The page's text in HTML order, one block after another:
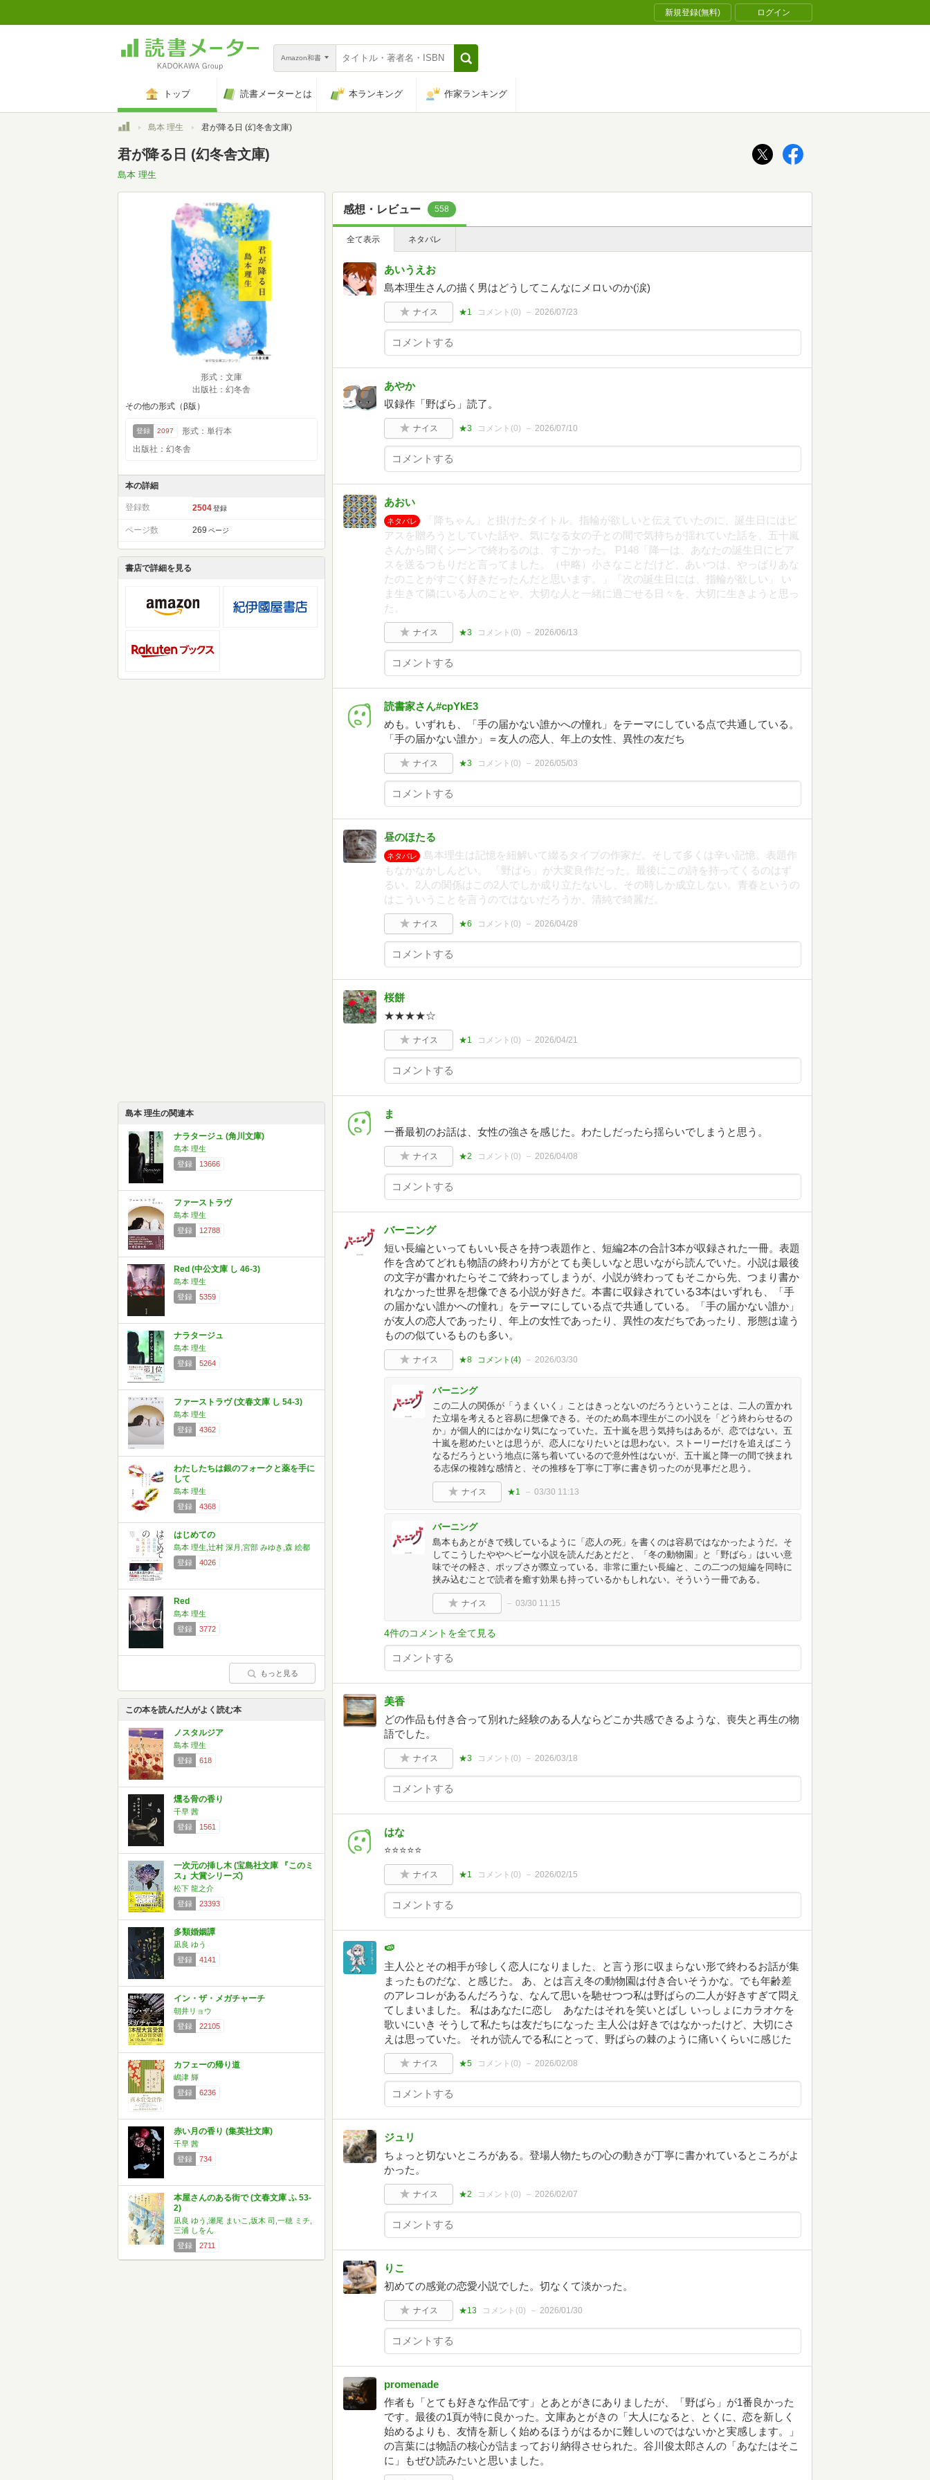
新規登録(無料) ログイン
Amazon和書
トップ 読書メーターとは 本ランキング 作家ランキング
トップ島本 理生 君が降る日 (幻冬舎文庫)
君が降る日 (幻冬舎文庫)
島本 理生
形式：文庫
出版社：幻冬舎
その他の形式（β版）
登録 2097
形式：単行本
出版社：幻冬舎
本の詳細
登録数 2504 登録
ページ数 269 ページ
書店で詳細を見る
島本 理生の関連本
ナラタージュ (角川文庫)
島本 理生
登録
13666
ファーストラヴ
島本 理生
登録
12788
Red (中公文庫 し 46-3)
島本 理生
登録
5359
ナラタージュ
島本 理生
登録
5264
ファーストラヴ (文春文庫 し 54-3)
島本 理生
登録
4362
わたしたちは銀のフォークと薬を手に
して
島本 理生
登録
4368
はじめての
島本 理生,辻村 深月,宮部 みゆき,森 絵都
登録
4026
Red
島本 理生
登録
3772
もっと見る
この本を読んだ人がよく読む本
ノスタルジア
島本 理生
登録
618
燻る骨の香り
千早 茜
登録
1561
一次元の挿し木 (宝島社文庫 『このミ
ス』大賞シリーズ)
松下 龍之介
登録
23393
多類婚姻譚
凪良 ゆう
登録
4141
イン・ザ・メガチャーチ
朝井リョウ
登録
22105
カフェーの帰り道
嶋津 輝
登録
6236
赤い月の香り (集英社文庫)
千早 茜
登録
734
本屋さんのある街で (文春文庫 ふ 53-
2)
凪良 ゆう,瀬尾 まいこ,坂木 司,一穂 ミチ,
三浦 しをん
登録
2711
感想・レビュー 558
全て表示 ネタバレ
あいうえお
島本理生さんの描く男はどうしてこんなにメロいのか(涙)
ナイス ★1 コメント(0) 2026/07/23
あやか
収録作「野ばら」読了。
ナイス ★3 コメント(0) 2026/07/10
あおい
ネタバレ
「降ちゃん」と掛けたタイトル。指輪が欲しいと伝えていたのに、誕生日にはピ
アスを贈ろうとしていた話や、気になる女の子との間で気持ちが揺れていた話を、五十嵐
さんから聞くシーンで終わるのは、すごかった。 P148「降一は、あなたの誕生日にピア
スを送るつもりだと言ってました。（中略）小さなことだけど、あいつは、やっぱりあな
たのことがすごく好きだったんだと思います。」「次の誕生日には、指輪が欲しい」 い
ま生きて隣にいる人のことや、大切な人と一緒に過ごせる日々を、大切に生きようと思っ
た。
ナイス ★3 コメント(0) 2026/06/13
読書家さん#cpYkE3
めも。いずれも、「手の届かない誰かへの憧れ」をテーマにしている点で共通している。
「手の届かない誰か」＝友人の恋人、年上の女性、異性の友だち
ナイス ★3 コメント(0) 2026/05/03
昼のほたる
ネタバレ
島本理生は記憶を紐解いて綴るタイプの作家だ。そして多くは辛い記憶。表題作
もなかなかしんどい。 「野ばら」が大変良作だった。最後にこの詩を持ってくるのはず
るい。2人の関係はこの2人でしか成り立たないし、その時しか成立しない。青春というの
はこういうことを言うのではないだろうか、清純で綺麗だ。
ナイス ★6 コメント(0) 2026/04/28
桜餅
★★★★☆
ナイス ★1 コメント(0) 2026/04/21
ま
一番最初のお話は、女性の強さを感じた。わたしだったら揺らいでしまうと思う。
ナイス ★2 コメント(0) 2026/04/08
バーニング
短い長編といってもいい長さを持つ表題作と、短編2本の合計3本が収録された一冊。表題
作を含めてどれも物語の終わり方がとても美しいなと思いながら読んでいた。小説は最後
の文字が書かれたらそこで終わってしまうが、小説が終わってもそこから先、つまり書か
れなかった世界を想像できる小説が好きだ。本書に収録されている3本はいずれも、「手
の届かない誰かへの憧れ」をテーマにしている点で共通している。「手の届かない誰か」
が友人の恋人であったり、年上の女性であったり、異性の友だちであったり、形態は違う
ものの似ているものも多い。
ナイス ★8 コメント(4) 2026/03/30
バーニング
この二人の関係が「うまくいく」ことはきっとないのだろうということは、二人の置かれ
た立場を考えると容易に想像できる。そのため島本理生がこの小説を「どう終わらせるの
か」が個人的にはかなり気になっていた。五十嵐を思う気持ちはあるが、恋ではない。五
十嵐を慰めたいとは思うが、恋人になりたいとは思わない。ストーリーだけを追えばこう
なるだろうという地点に落ち着いているので意外性はないが、五十嵐と降一の間で挟まれ
る志保の複雑な感情と、その推移を丁寧に丁寧に書き切ったのが見事だと思う。
ナイス ★1 03/30 11:13
バーニング
島本もあとがきで残しているように「恋人の死」を書くのは容易ではなかったようだ。そ
してこうしたややヘビーな小説を読んだあとだと、「冬の動物園」と「野ばら」はいい意
味でその軽さ、ポップさが際立っている。非常に重たい長編と、この二つの短編を同時に
挟み込むことで読者を癒す効果も持っているかもしれない。そういう一冊である。
ナイス 03/30 11:15
4件のコメントを全て見る
美香
どの作品も付き合って別れた経験のある人ならどこか共感できるような、喪失と再生の物
語でした。
ナイス ★3 コメント(0) 2026/03/18
はな
⭐⭐⭐⭐⭐
ナイス ★1 コメント(0) 2026/02/15
🍉
主人公とその相手が珍しく恋人になりました、と言う形に収まらない形で終わるお話が集
まったものだな、と感じた。 あ、とは言え冬の動物園は付き合いそうかな。でも年齢差
のアレコレがあるんだろうな、なんて思いを馳せつつ私は野ばらの二人が好きすぎて悶え
てしまいました。 私はあなたに恋し あなたはそれを笑いとばし いっしょにカラオケを
歌いにいき そうして私たちは友だちになった 主人公は好きではなかったけど、大切にさ
えは思っていた。 それが読んでる私にとって、野ばらの棘のように痛いくらいに感じた
ナイス ★5 コメント(0) 2026/02/08
ジュリ
ちょっと切ないところがある。登場人物たちの心の動きが丁寧に書かれているところがよ
かった。
ナイス ★2 コメント(0) 2026/02/07
りこ
初めての感覚の恋愛小説でした。切なくて淡かった。
ナイス ★13 コメント(0) 2026/01/30
promenade
作者も「とても好きな作品です」とあとがきにありましたが、「野ばら」が1番良かった
です。最後の1頁が特に良かった。文庫あとがきの「大人になると、とくに、恋を新しく
始めるよりも、友情を新しく始めるほうがはるかに難しいのではないかと実感します。」
の言葉には物語の核心が詰まっており納得させられた。谷川俊太郎さんの「あなたはそこ
に」もぜひ読みたいと思いました。